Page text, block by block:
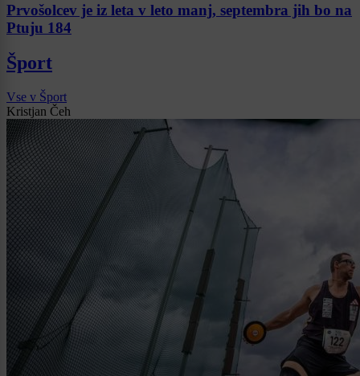
Prvošolcev je iz leta v leto manj, septembra jih bo na
Ptuju 184
Šport
Vse v Šport
Kristjan Čeh